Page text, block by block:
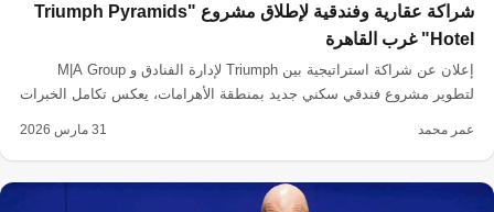
شراكة عقارية وفندقية لإطلاق مشروع "Triumph Pyramids
Hotel" غرب القاهرة
إعلان عن شراكة استراتيجية بين Triumph لإدارة الفنادق و M|A Group
لتطوير مشروع فندقي سكني جديد بمنطقة الأهرامات، يعكس تكامل الخبرات
عمر محمد 31 مارس 2026